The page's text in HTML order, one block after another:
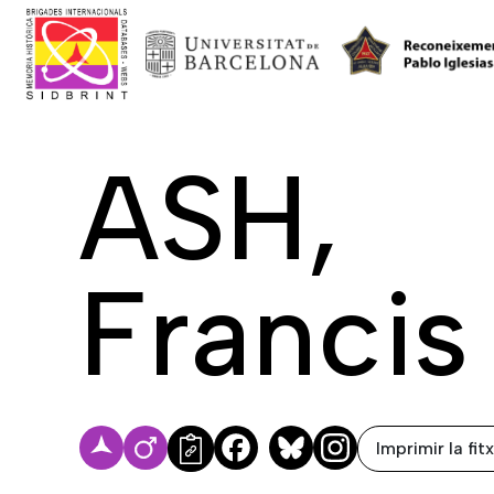
ASH,
Francis
FacebookBluesky Imprimir la